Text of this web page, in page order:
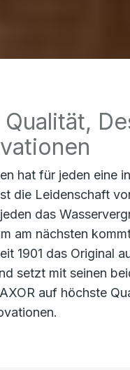
hat für jeden eine
die Leidenschaft
das
am nächsten
1901 das Original
setzt mit seinen
auf höchste